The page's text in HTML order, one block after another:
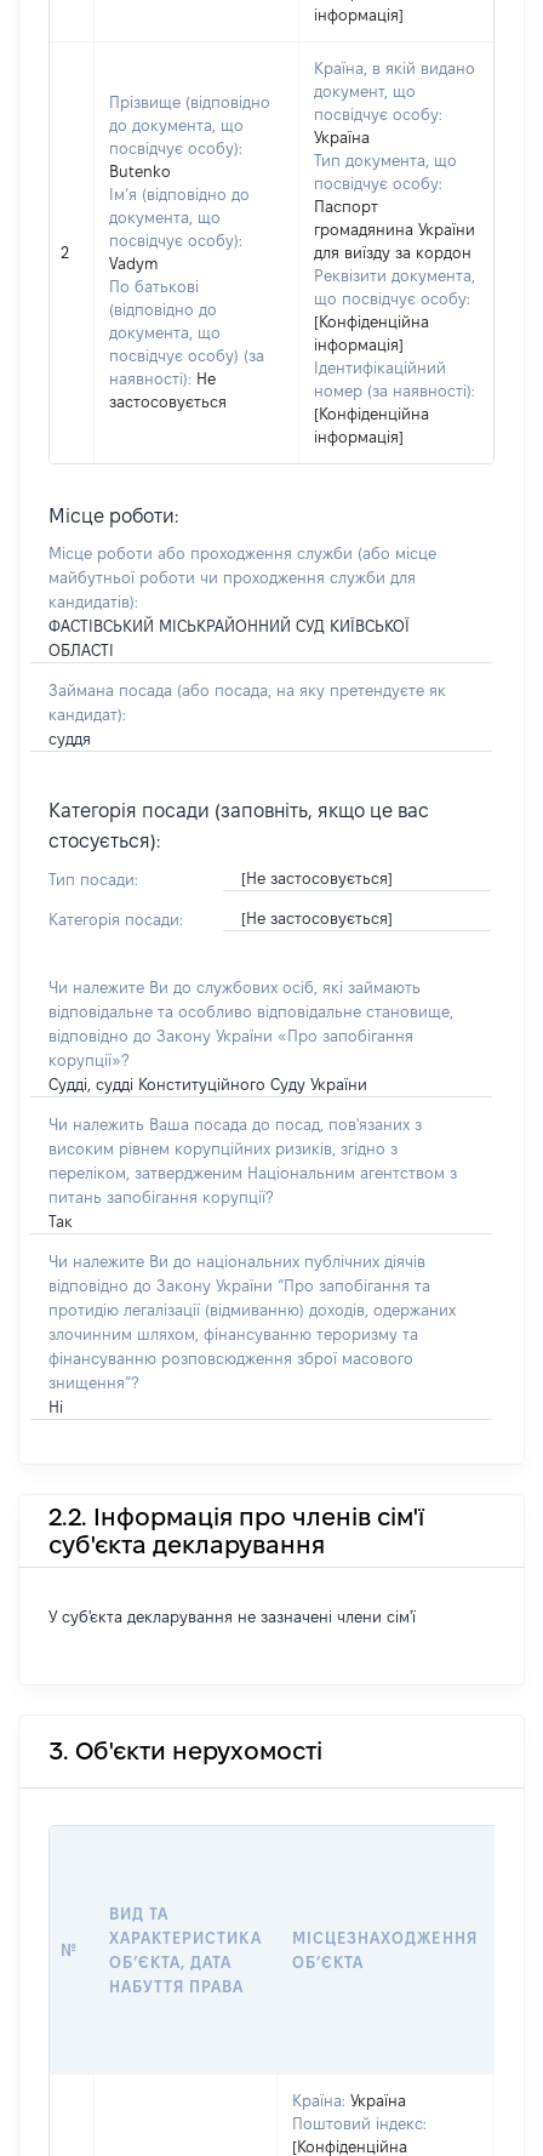
інформація]
2
Прізвище (відповідно
до документа, що
посвідчує особу):
Butenko
Ім’я (відповідно до
документа, що
посвідчує особу):
Vadym
По батькові
(відповідно до
документа, що
посвідчує особу) (за
наявності): Не
застосовується
Країна, в якій видано
документ, що
посвідчує особу:
Україна
Тип документа, що
посвідчує особу:
Паспорт
громадянина України
для виїзду за кордон
Реквізити документа,
що посвідчує особу:
[Конфіденційна
інформація]
Ідентифікаційний
номер (за наявності):
[Конфіденційна
інформація]
Місце роботи:
Місце роботи або проходження служби (або місце
майбутньої роботи чи проходження служби для
кандидатів):
ФАСТІВСЬКИЙ МІСЬКРАЙОННИЙ СУД КИЇВСЬКОЇ
ОБЛАСТІ
Займана посада (або посада, на яку претендуєте як
кандидат):
суддя
Категорія посади (заповніть, якщо це вас
стосується):
Тип посади: [Не застосовується]
Категорія посади: [Не застосовується]
Чи належите Ви до службових осіб, які займають
відповідальне та особливо відповідальне становище,
відповідно до Закону України «Про запобігання
корупції»?
Судді, судді Конституційного Суду України
Чи належить Ваша посада до посад, пов'язаних з
високим рівнем корупційних ризиків, згідно з
переліком, затвердженим Національним агентством з
питань запобігання корупції?
Так
Чи належите Ви до національних публічних діячів
відповідно до Закону України “Про запобігання та
протидію легалізації (відмиванню) доходів, одержаних
злочинним шляхом, фінансуванню тероризму та
фінансуванню розповсюдження зброї масового
знищення”?
Ні
2.2. Інформація про членів сім'ї
суб'єкта декларування
У суб'єкта декларування не зазначені члени сім'ї
3. Об'єкти нерухомості
№
ВИД ТА
ХАРАКТЕРИСТИКА
ОБʼЄКТА, ДАТА
НАБУТТЯ ПРАВА
МІСЦЕЗНАХОДЖЕННЯ
ОБʼЄКТА
Країна: Україна
Поштовий індекс:
[Конфіденційна